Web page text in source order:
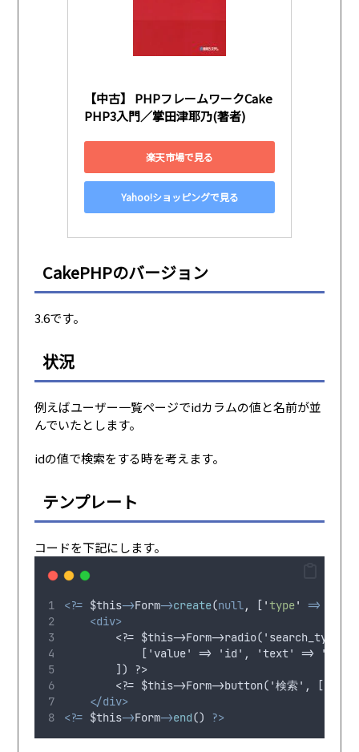
【中古】 PHPフレームワークCake
PHP3入門／掌田津耶乃(著者)
楽天市場で見る
Yahoo!ショッピングで見る
CakePHPのバージョン
3.6です。
状況
例えばユーザー一覧ページでidカラムの値と名前が並
んでいたとします。
idの値で検索をする時を考えます。
テンプレート
コードを下記にします。
<?= $this->Form->create(null, [ 'type' =>
<div>
<?= $this->Form->radio('search_type',
['value' => 'id', 'text' => 'ユー
        ]) ?>
<?= $this->Form->button('検索',
</div>
<?= $this->Form->end() ?>